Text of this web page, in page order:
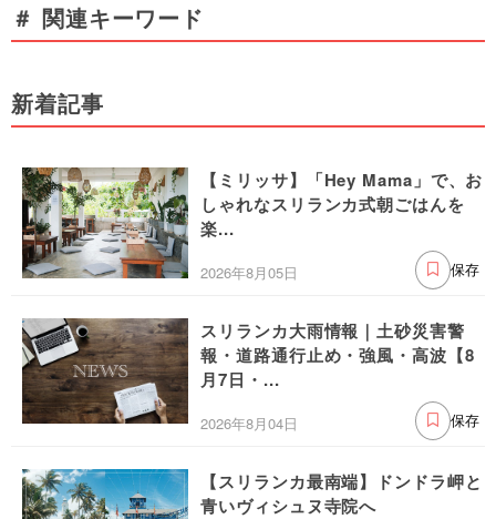
＃ 関連キーワード
新着記事
【ミリッサ】「Hey Mama」で、お
しゃれなスリランカ式朝ごはんを
楽...
2026年8月05日 保存
スリランカ大雨情報｜土砂災害警
報・道路通行止め・強風・高波【8
月7日・...
2026年8月04日 保存
【スリランカ最南端】ドンドラ岬と
青いヴィシュヌ寺院へ